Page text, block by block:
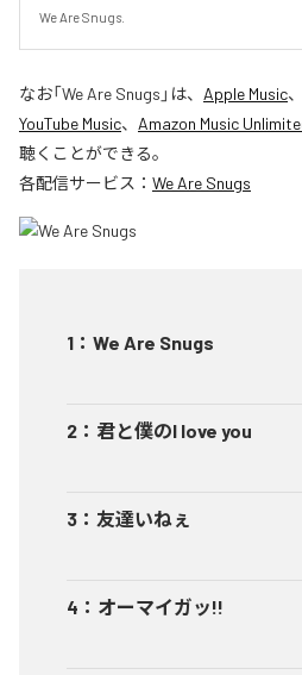
We Are Snugs.
なお「We Are Snugs 」は、 Apple Music、
YouTube Music、 Amazon Music
聴くことができる。
各配信サービス： We Are Snugs
1 ： We Are Snugs
2 ： 君と僕のI love you
3 ： 友達いねぇ
4 ： オーマイガッ!!